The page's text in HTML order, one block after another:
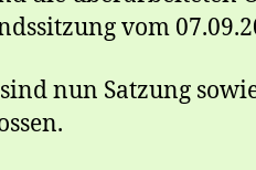
vom
nun Satzung